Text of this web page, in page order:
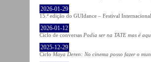
2026-01-29
15.ª edição do GUIdance – Festival
2026-01-12
Ciclo de conversas Podia ser na TATE mas é
2025-12-29
Ciclo Maya Deren: No cinema posso fazer o